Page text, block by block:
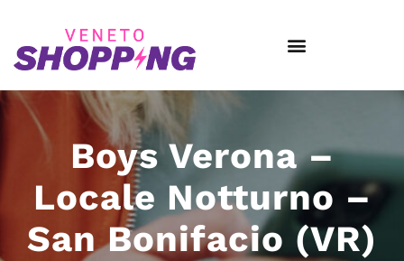
Boys Verona –
Locale Notturno –
San Bonifacio (VR)